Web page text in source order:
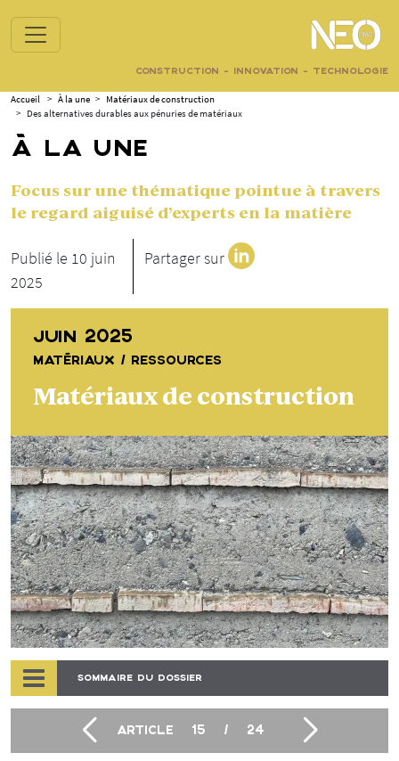
CONSTRUCTION - INNOVATION - TECHNOLOGIE
Accueil > À la une > Matériaux de construction
>
Des alternatives durables aux pénuries de matériaux
À LA UNE
Focus sur une thématique pointue à travers
le regard aiguisé d’experts en la matière
Publié le 10 juin
2025
Partager sur
JUIN 2025
MATÉRIAUX / RESSOURCES
Matériaux de construction
SOMMAIRE DU DOSSIER
ARTICLE 15 / 24